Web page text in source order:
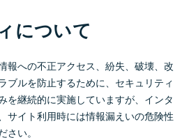
について
報への不正アクセス、紛失、破壊、改
ブルを防止するために、セキュリティ
を継続的に実施していますが、インタ
サイト利用時には情報漏えいの危険性
い。